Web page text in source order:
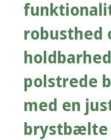
robusthed
polstrede
med en